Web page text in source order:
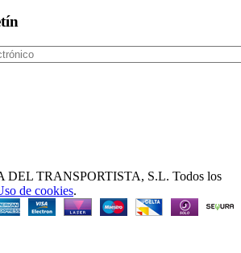
TRANSPORTISTA, S.L. Todos los
de cookies.